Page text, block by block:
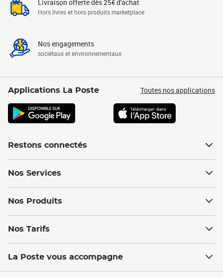
Livraison offerte dès 25€ d'achat
Hors livres et hors produits marketplace
Nos engagements
sociétaux et environnementaux
Applications La Poste Toutes nos applications
Restons connectés
Nos Services
Nos Produits
Nos Tarifs
La Poste vous accompagne